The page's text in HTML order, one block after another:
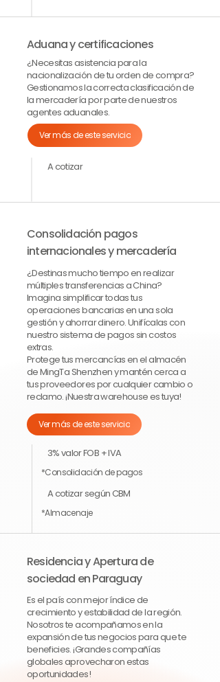
Aduana y certificaciones
¿Necesitas asistencia para la
nacionalización de tu orden de compra?
Gestionamos la correcta clasificación de
la mercadería por parte de nuestros
agentes aduanales.
Ver más de este servicio
A cotizar
Consolidación pagos
internacionales y mercadería
¿Destinas mucho tiempo en realizar
múltiples transferencias a China?
Imagina simplificar todas tus
operaciones bancarias en una sola
gestión y ahorrar dinero. Unifícalas con
nuestro sistema de pagos sin costos
extras.
Protege tus mercancías en el almacén
de MingTa Shenzhen y mantén cerca a
tus proveedores por cualquier cambio o
reclamo. ¡Nuestra warehouse es tuya!
Ver más de este servicio
3% valor FOB + IVA
*Consolidación de pagos
A cotizar según CBM
*Almacenaje
Residencia y Apertura de
sociedad en Paraguay
Es el país con mejor índice de
crecimiento y estabilidad de la región.
Nosotros te acompañamos en la
expansión de tus negocios para que te
beneficies. ¡Grandes compañías
globales aprovecharon estas
oportunidades!